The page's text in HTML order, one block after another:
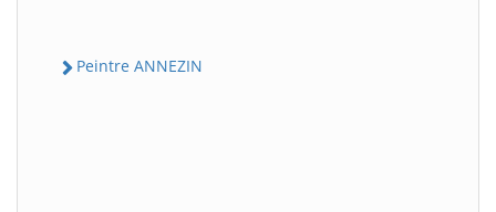
Peintre ANNEZIN